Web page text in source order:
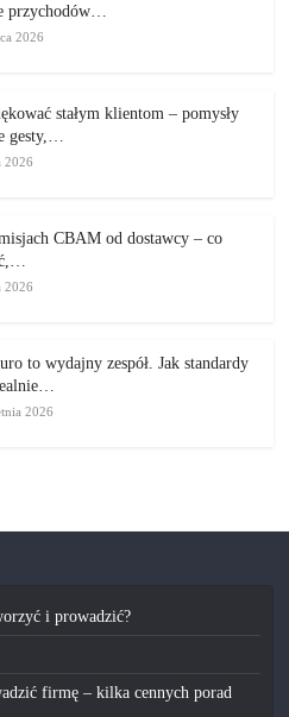
przychodów…
2026
stałym klientom – pomysły
gesty,…
2026
CBAM od dostawcy – co
2026
to wydajny zespół. Jak standardy
2026
i prowadzić?
firmę – kilka cennych porad